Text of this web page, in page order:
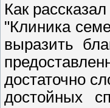
Как
"Клиника
выразить
достаточно
достойных